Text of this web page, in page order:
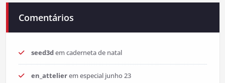
Comentários
seed3demcaderneta de natal
en_attelieremespecial junho 23